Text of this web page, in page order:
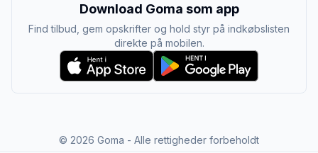
Download Goma som app
Find tilbud, gem opskrifter og hold styr på indkøbslisten
direkte på mobilen.
© 2026 Goma - Alle rettigheder forbeholdt